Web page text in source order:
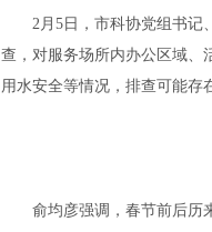
2月5日，市科协党组书记
查，对服务场所内办公区域、
用水安全等情况，排查可能存
俞均彦强调，春节前后历